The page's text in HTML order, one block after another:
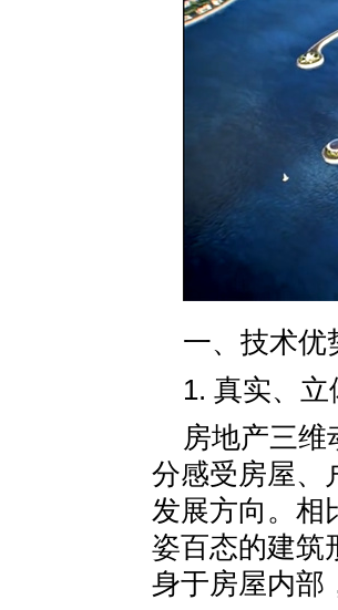
一、技术优
1. 真实、立
房地产三
分感受房屋、
发展方向。相
姿百态的建筑
身于房屋内部